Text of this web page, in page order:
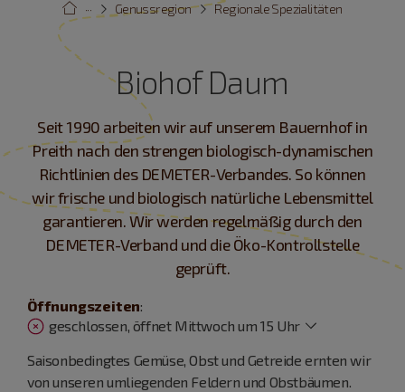
Regionale Spezialitäten
Genussregion
···
Biohof Daum
Seit 1990 arbeiten wir auf unserem Bauernhof in
Preith nach den strengen biologisch-dynamischen
Richtlinien des DEMETER-Verbandes. So können
wir frische und biologisch natürliche Lebensmittel
garantieren. Wir werden regelmäßig durch den
DEMETER-Verband und die Öko-Kontrollstelle
geprüft.
Öffnungszeiten:
geschlossen, öffnet Mittwoch um 15 Uhr
Saisonbedingtes Gemüse, Obst und Getreide ernten wir
von unseren umliegenden Feldern und Obstbäumen.